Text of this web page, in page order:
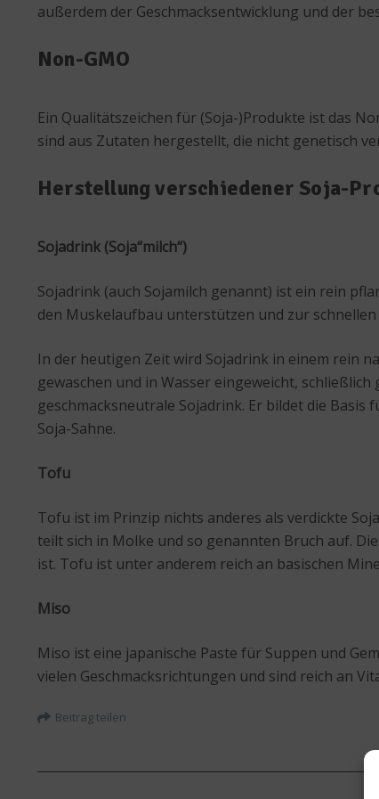
außerdem der Geschmacksentwicklung und der
Non-GMO
Ein Qualitätszeichen für (Soja-)Produkte ist das
sind aus Zutaten hergestellt, die nicht genetisch
Herstellung verschiedener Soja-
Sojadrink (Soja“milch“)
Sojadrink (auch Sojamilch genannt) ist ein rein
den Muskelaufbau unterstützen und zur
In der heutigen Zeit wird Sojadrink in einem rein
gewaschen und in Wasser eingeweicht,
geschmacksneutrale Sojadrink. Er bildet die
Soja-Sahne.
Tofu
Tofu ist im Prinzip nichts anderes als verdickte
teilt sich in Molke und so genannten Bruch auf.
ist. Tofu ist unter anderem reich an basischen
Miso
Miso ist eine japanische Paste für Suppen und
vielen Geschmacksrichtungen und sind reich an
Beitrag teilen